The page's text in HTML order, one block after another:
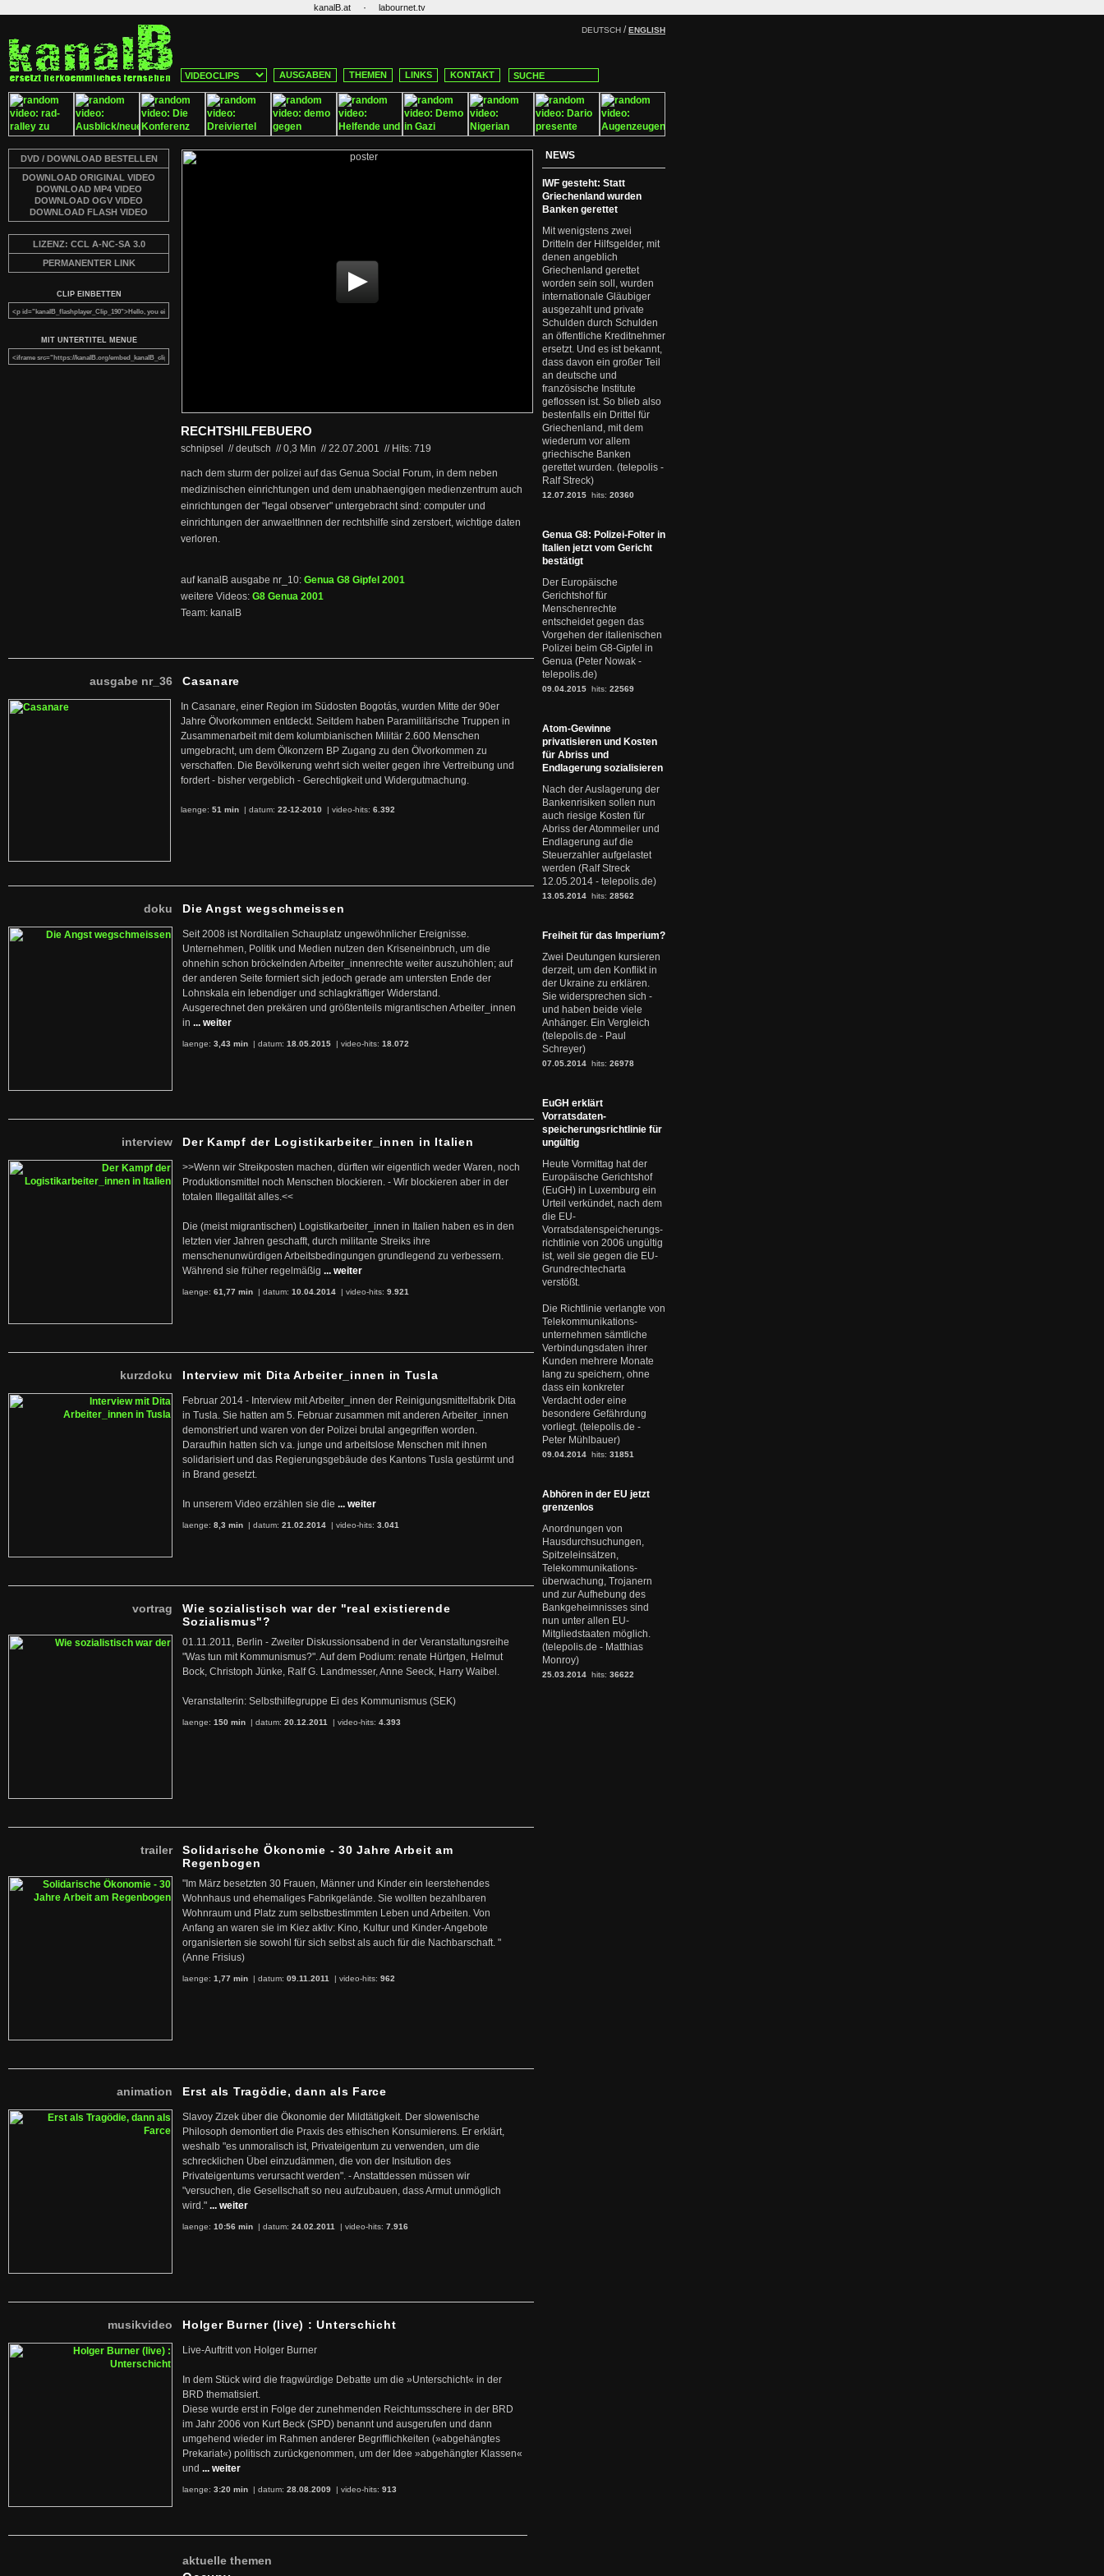
kanalB.at · labournet.tv
DEUTSCH /ENGLISH
AUSGABEN THEMEN LINKS KONTAKT
DVD / DOWNLOAD BESTELLEN
DOWNLOAD ORIGINAL VIDEO
DOWNLOAD MP4 VIDEO
DOWNLOAD OGV VIDEO
DOWNLOAD FLASH VIDEO
LIZENZ: CCL A-NC-SA 3.0
PERMANENTER LINK
CLIP EINBETTEN
MIT UNTERTITEL MENUE
RECHTSHILFEBUERO
schnipsel // deutsch //0,3 Min //22.07.2001 // Hits: 719
nach dem sturm der polizei auf das Genua Social Forum, in dem neben
medizinischen einrichtungen und dem unabhaengigen medienzentrum auch
einrichtungen der "legal observer" untergebracht sind: computer und
einrichtungen der anwaeltInnen der rechtshilfe sind zerstoert, wichtige daten
verloren.
auf kanalB ausgabe nr_10: Genua G8 Gipfel 2001
weitere Videos: G8 Genua 2001
Team: kanalB
ausgabe nr_36 Casanare
In Casanare, einer Region im Südosten Bogotás, wurden Mitte der 90er
Jahre Ölvorkommen entdeckt. Seitdem haben Paramilitärische Truppen in
Zusammenarbeit mit dem kolumbianischen Militär 2.600 Menschen
umgebracht, um dem Ölkonzern BP Zugang zu den Ölvorkommen zu
verschaffen. Die Bevölkerung wehrt sich weiter gegen ihre Vertreibung und
fordert - bisher vergeblich - Gerechtigkeit und Widergutmachung.
laenge: 51 min | datum: 22-12-2010 | video-hits: 6.392
doku Die Angst wegschmeissen
Seit 2008 ist Norditalien Schauplatz ungewöhnlicher Ereignisse.
Unternehmen, Politik und Medien nutzen den Kriseneinbruch, um die
ohnehin schon bröckelnden Arbeiter_innenrechte weiter auszuhöhlen; auf
der anderen Seite formiert sich jedoch gerade am untersten Ende der
Lohnskala ein lebendiger und schlagkräftiger Widerstand.
Ausgerechnet den prekären und größtenteils migrantischen Arbeiter_innen
in ... weiter
laenge: 3,43 min | datum: 18.05.2015 | video-hits: 18.072
interview Der Kampf der Logistikarbeiter_innen in Italien
>>Wenn wir Streikposten machen, dürften wir eigentlich weder Waren, noch
Produktionsmittel noch Menschen blockieren. - Wir blockieren aber in der
totalen Illegalität alles.<<
Die (meist migrantischen) Logistikarbeiter_innen in Italien haben es in den
letzten vier Jahren geschafft, durch militante Streiks ihre
menschenunwürdigen Arbeitsbedingungen grundlegend zu verbessern.
Während sie früher regelmäßig ... weiter
laenge: 61,77 min | datum: 10.04.2014 | video-hits: 9.921
kurzdoku Interview mit Dita Arbeiter_innen in Tusla
Februar 2014 - Interview mit Arbeiter_innen der Reinigungsmittelfabrik Dita
in Tusla. Sie hatten am 5. Februar zusammen mit anderen Arbeiter_innen
demonstriert und waren von der Polizei brutal angegriffen worden.
Daraufhin hatten sich v.a. junge und arbeitslose Menschen mit ihnen
solidarisiert und das Regierungsgebäude des Kantons Tusla gestürmt und
in Brand gesetzt.
In unserem Video erzählen sie die ... weiter
laenge: 8,3 min | datum: 21.02.2014 | video-hits: 3.041
vortrag
Wie sozialistisch war der "real existierende
Sozialismus"?
01.11.2011, Berlin - Zweiter Diskussionsabend in der Veranstaltungsreihe
"Was tun mit Kommunismus?". Auf dem Podium: renate Hürtgen, Helmut
Bock, Christoph Jünke, Ralf G. Landmesser, Anne Seeck, Harry Waibel.
Veranstalterin: Selbsthilfegruppe Ei des Kommunismus (SEK)
laenge: 150 min | datum: 20.12.2011 | video-hits: 4.393
trailer
Solidarische Ökonomie - 30 Jahre Arbeit am
Regenbogen
"Im März besetzten 30 Frauen, Männer und Kinder ein leerstehendes
Wohnhaus und ehemaliges Fabrikgelände. Sie wollten bezahlbaren
Wohnraum und Platz zum selbstbestimmten Leben und Arbeiten. Von
Anfang an waren sie im Kiez aktiv: Kino, Kultur und Kinder-Angebote
organisierten sie sowohl für sich selbst als auch für die Nachbarschaft. "
(Anne Frisius)
laenge: 1,77 min | datum: 09.11.2011 | video-hits: 962
animation Erst als Tragödie, dann als Farce
Slavoy Zizek über die Ökonomie der Mildtätigkeit. Der slowenische
Philosoph demontiert die Praxis des ethischen Konsumierens. Er erklärt,
weshalb "es unmoralisch ist, Privateigentum zu verwenden, um die
schrecklichen Übel einzudämmen, die von der Insitution des
Privateigentums verursacht werden". - Anstattdessen müssen wir
"versuchen, die Gesellschaft so neu aufzubauen, dass Armut unmöglich
wird." ... weiter
laenge: 10:56 min | datum: 24.02.2011 | video-hits: 7.916
musikvideo Holger Burner (live) : Unterschicht
Live-Auftritt von Holger Burner
In dem Stück wird die fragwürdige Debatte um die »Unterschicht« in der
BRD thematisiert.
Diese wurde erst in Folge der zunehmenden Reichtumsschere in der BRD
im Jahr 2006 von Kurt Beck (SPD) benannt und ausgerufen und dann
umgehend wieder im Rahmen anderer Begrifflichkeiten (»abgehängtes
Prekariat«) politisch zurückgenommen, um der Idee »abgehängter Klassen«
und ... weiter
laenge: 3:20 min | datum: 28.08.2009 | video-hits: 913
aktuelle themen
NEWS
IWF gesteht: Statt
Griechenland wurden
Banken gerettet
Mit wenigstens zwei
Dritteln der Hilfsgelder, mit
denen angeblich
Griechenland gerettet
worden sein soll, wurden
internationale Gläubiger
ausgezahlt und private
Schulden durch Schulden
an öffentliche Kreditnehmer
ersetzt. Und es ist bekannt,
dass davon ein großer Teil
an deutsche und
französische Institute
geflossen ist. So blieb also
bestenfalls ein Drittel für
Griechenland, mit dem
wiederum vor allem
griechische Banken
gerettet wurden. (telepolis -
Ralf Streck)
12.07.2015 hits: 20360
Genua G8: Polizei-Folter in
Italien jetzt vom Gericht
bestätigt
Der Europäische
Gerichtshof für
Menschenrechte
entscheidet gegen das
Vorgehen der italienischen
Polizei beim G8-Gipfel in
Genua (Peter Nowak -
telepolis.de)
09.04.2015 hits: 22569
Atom-Gewinne
privatisieren und Kosten
für Abriss und
Endlagerung sozialisieren
Nach der Auslagerung der
Bankenrisiken sollen nun
auch riesige Kosten für
Abriss der Atommeiler und
Endlagerung auf die
Steuerzahler aufgelastet
werden (Ralf Streck
12.05.2014 - telepolis.de)
13.05.2014 hits: 28562
Freiheit für das Imperium?
Zwei Deutungen kursieren
derzeit, um den Konflikt in
der Ukraine zu erklären.
Sie widersprechen sich -
und haben beide viele
Anhänger. Ein Vergleich
(telepolis.de - Paul
Schreyer)
07.05.2014 hits: 26978
EuGH erklärt
Vorratsdaten-
speicherungsrichtlinie für
ungültig
Heute Vormittag hat der
Europäische Gerichtshof
(EuGH) in Luxemburg ein
Urteil verkündet, nach dem
die EU-
Vorratsdatenspeicherungs-
richtlinie von 2006 ungültig
ist, weil sie gegen die EU-
Grundrechtecharta
verstößt.
Die Richtlinie verlangte von
Telekommunikations-
unternehmen sämtliche
Verbindungsdaten ihrer
Kunden mehrere Monate
lang zu speichern, ohne
dass ein konkreter
Verdacht oder eine
besondere Gefährdung
vorliegt. (telepolis.de -
Peter Mühlbauer)
09.04.2014 hits: 31851
Abhören in der EU jetzt
grenzenlos
Anordnungen von
Hausdurchsuchungen,
Spitzeleinsätzen,
Telekommunikations-
überwachung, Trojanern
und zur Aufhebung des
Bankgeheimnisses sind
nun unter allen EU-
Mitgliedstaaten möglich.
(telepolis.de - Matthias
Monroy)
25.03.2014 hits: 36622